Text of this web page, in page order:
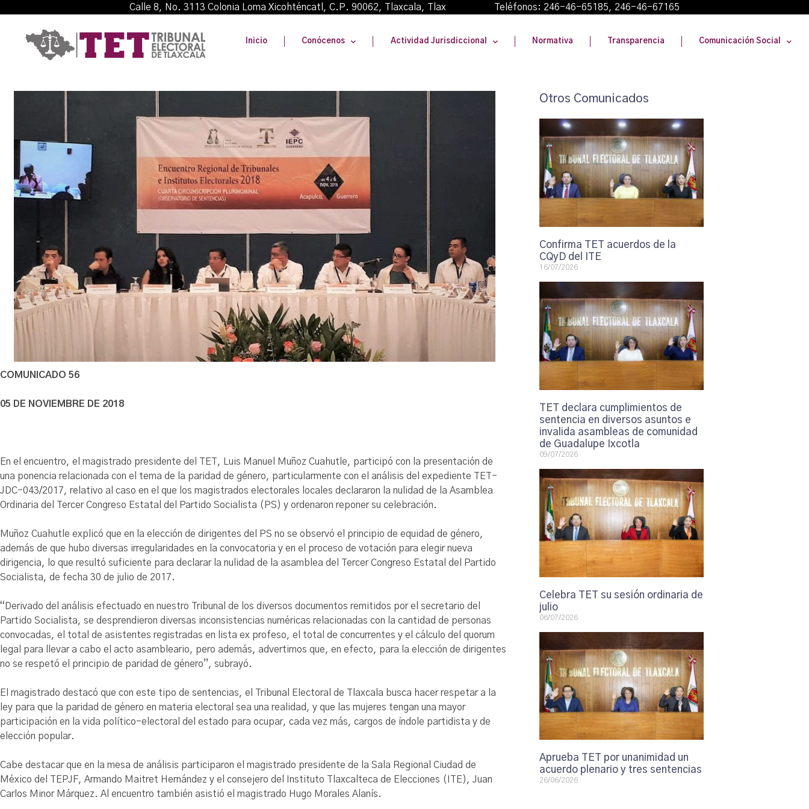
Calle 8, No. 3113 Colonia Loma Xicohténcatl, C.P. 90062, Tlaxcala, Tlax Teléfonos: 246-46-65185, 246-46-67165
Inicio Conócenos Actividad Jurisdiccional Normativa Transparencia Comunicación Social
COMUNICADO 56
05 DE NOVIEMBRE DE 2018
En el encuentro, el magistrado presidente del TET, Luis Manuel Muñoz Cuahutle, participó con la presentación de
una ponencia relacionada con el tema de la paridad de género, particularmente con el análisis del expediente TET-
JDC-043/2017, relativo al caso en el que los magistrados electorales locales declararon la nulidad de la Asamblea
Ordinaria del Tercer Congreso Estatal del Partido Socialista (PS) y ordenaron reponer su celebración.
Muñoz Cuahutle explicó que en la elección de dirigentes del PS no se observó el principio de equidad de género,
además de que hubo diversas irregularidades en la convocatoria y en el proceso de votación para elegir nueva
dirigencia, lo que resultó suficiente para declarar la nulidad de la asamblea del Tercer Congreso Estatal del Partido
Socialista, de fecha 30 de julio de 2017.
“Derivado del análisis efectuado en nuestro Tribunal de los diversos documentos remitidos por el secretario del
Partido Socialista, se desprendieron diversas inconsistencias numéricas relacionadas con la cantidad de personas
convocadas, el total de asistentes registradas en lista ex profeso, el total de concurrentes y el cálculo del quorum
legal para llevar a cabo el acto asambleario, pero además, advertimos que, en efecto, para la elección de dirigentes
no se respetó el principio de paridad de género”, subrayó.
El magistrado destacó que con este tipo de sentencias, el Tribunal Electoral de Tlaxcala busca hacer respetar a la
ley para que la paridad de género en materia electoral sea una realidad, y que las mujeres tengan una mayor
participación en la vida político-electoral del estado para ocupar, cada vez más, cargos de índole partidista y de
elección popular.
Cabe destacar que en la mesa de análisis participaron el magistrado presidente de la Sala Regional Ciudad de
México del TEPJF, Armando Maitret Hernández y el consejero del Instituto Tlaxcalteca de Elecciones (ITE), Juan
Carlos Minor Márquez. Al encuentro también asistió el magistrado Hugo Morales Alanís.
Otros Comunicados
Confirma TET acuerdos de la
CQyD del ITE
16/07/2026
TET declara cumplimientos de
sentencia en diversos asuntos e
invalida asambleas de comunidad
de Guadalupe Ixcotla
09/07/2026
Celebra TET su sesión ordinaria de
julio
06/07/2026
Aprueba TET por unanimidad un
acuerdo plenario y tres sentencias
26/06/2026